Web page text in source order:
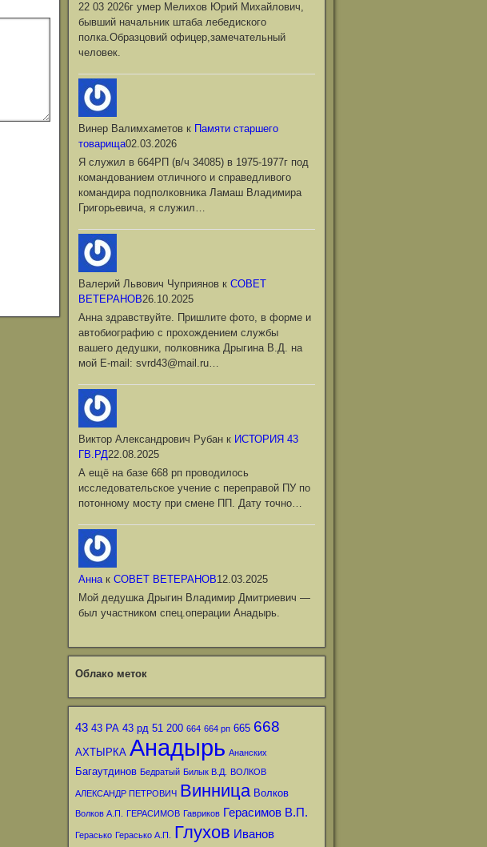
22 03 2026г умер Мелихов Юрий Михайлович,
бывший начальник штаба лебедиского
полка.Образцовий офицер,замечательный
человек.
Винер Валимхаметовк Памяти старшего
товарища02.03.2026
Я служил в 664РП (в/ч 34085) в 1975-1977г под
командованием отличного и справедливого
командира подполковника Ламаш Владимира
Григорьевича, я служил…
Валерий Львович Чуприяновк СОВЕТ
ВЕТЕРАНОВ26.10.2025
Анна здравствуйте. Пришлите фото, в форме и
автобиографию с прохождением службы
вашего дедушки, полковника Дрыгина В.Д. на
мой Е-mail: svrd43@mail.ru…
Виктор Александрович Рубанк ИСТОРИЯ 43
ГВ.РД22.08.2025
А ещё на базе 668 рп проводилось
исследовательское учение с переправой ПУ по
потонному мосту при смене ПП. Дату точно…
Аннак СОВЕТ ВЕТЕРАНОВ12.03.2025
Мой дедушка Дрыгин Владимир Дмитриевич —
был участником спец.операции Анадырь.
Облако меток
43 43 РА 43 рд 51 200 664 664 рп 665 668
АХТЫРКА Анадырь Ананских
Багаутдинов Бедратый Билык В.Д. ВОЛКОВ
АЛЕКСАНДР ПЕТРОВИЧ Винница Волков
Волков А.П. ГЕРАСИМОВ Гавриков Герасимов В.П.
Герасько Герасько А.П. Глухов Иванов